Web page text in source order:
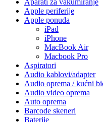
Aparati za vakumiranje
Apple periferije
Apple ponuda
iPad
iPhone
MacBook Air
Macbook Pro
Aspiratori
Audio kablovi/adapter
Audio oprema / kućni
Audio video oprema
Auto oprema
Barcode skeneri
Baterije